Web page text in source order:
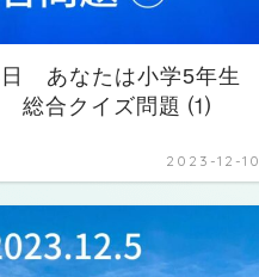
あなたは小学5年生
総合クイズ問題 ⑴
2023-12-10